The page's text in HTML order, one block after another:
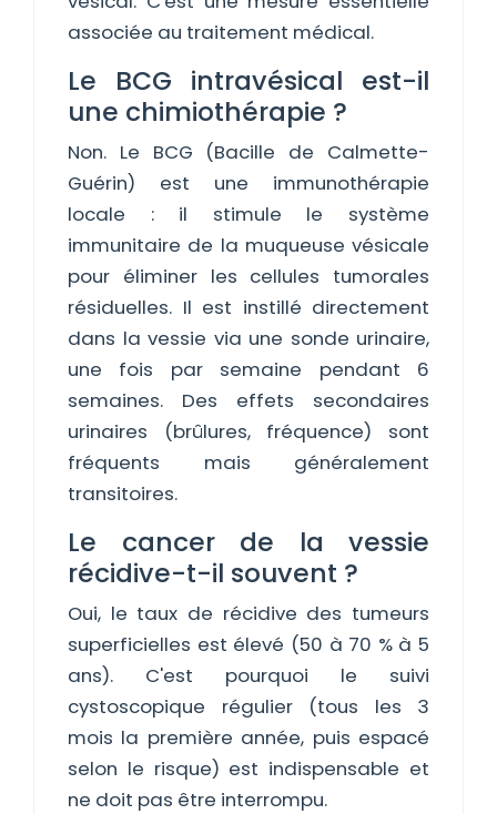
associée au traitement médical.
Le BCG intravésical est-il
une chimiothérapie ?
Non. Le BCG (Bacille de Calmette-
Guérin) est une immunothérapie
locale : il stimule le système
immunitaire de la muqueuse vésicale
pour éliminer les cellules tumorales
résiduelles. Il est instillé directement
dans la vessie via une sonde urinaire,
une fois par semaine pendant 6
semaines. Des effets secondaires
urinaires (brûlures, fréquence) sont
fréquents mais généralement
transitoires.
Le cancer de la vessie
récidive-t-il souvent ?
Oui, le taux de récidive des tumeurs
superficielles est élevé (50 à 70 % à 5
ans). C'est pourquoi le suivi
cystoscopique régulier (tous les 3
mois la première année, puis espacé
selon le risque) est indispensable et
ne doit pas être interrompu.